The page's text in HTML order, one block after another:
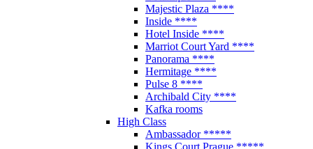
Majestic Plaza ****
Inside ****
Hotel Inside ****
Marriot Court Yard ****
Panorama ****
Hermitage ****
Pulse 8 ****
Archibald City ****
Kafka rooms
High Class
Ambassador *****
Kings Court Prague *****